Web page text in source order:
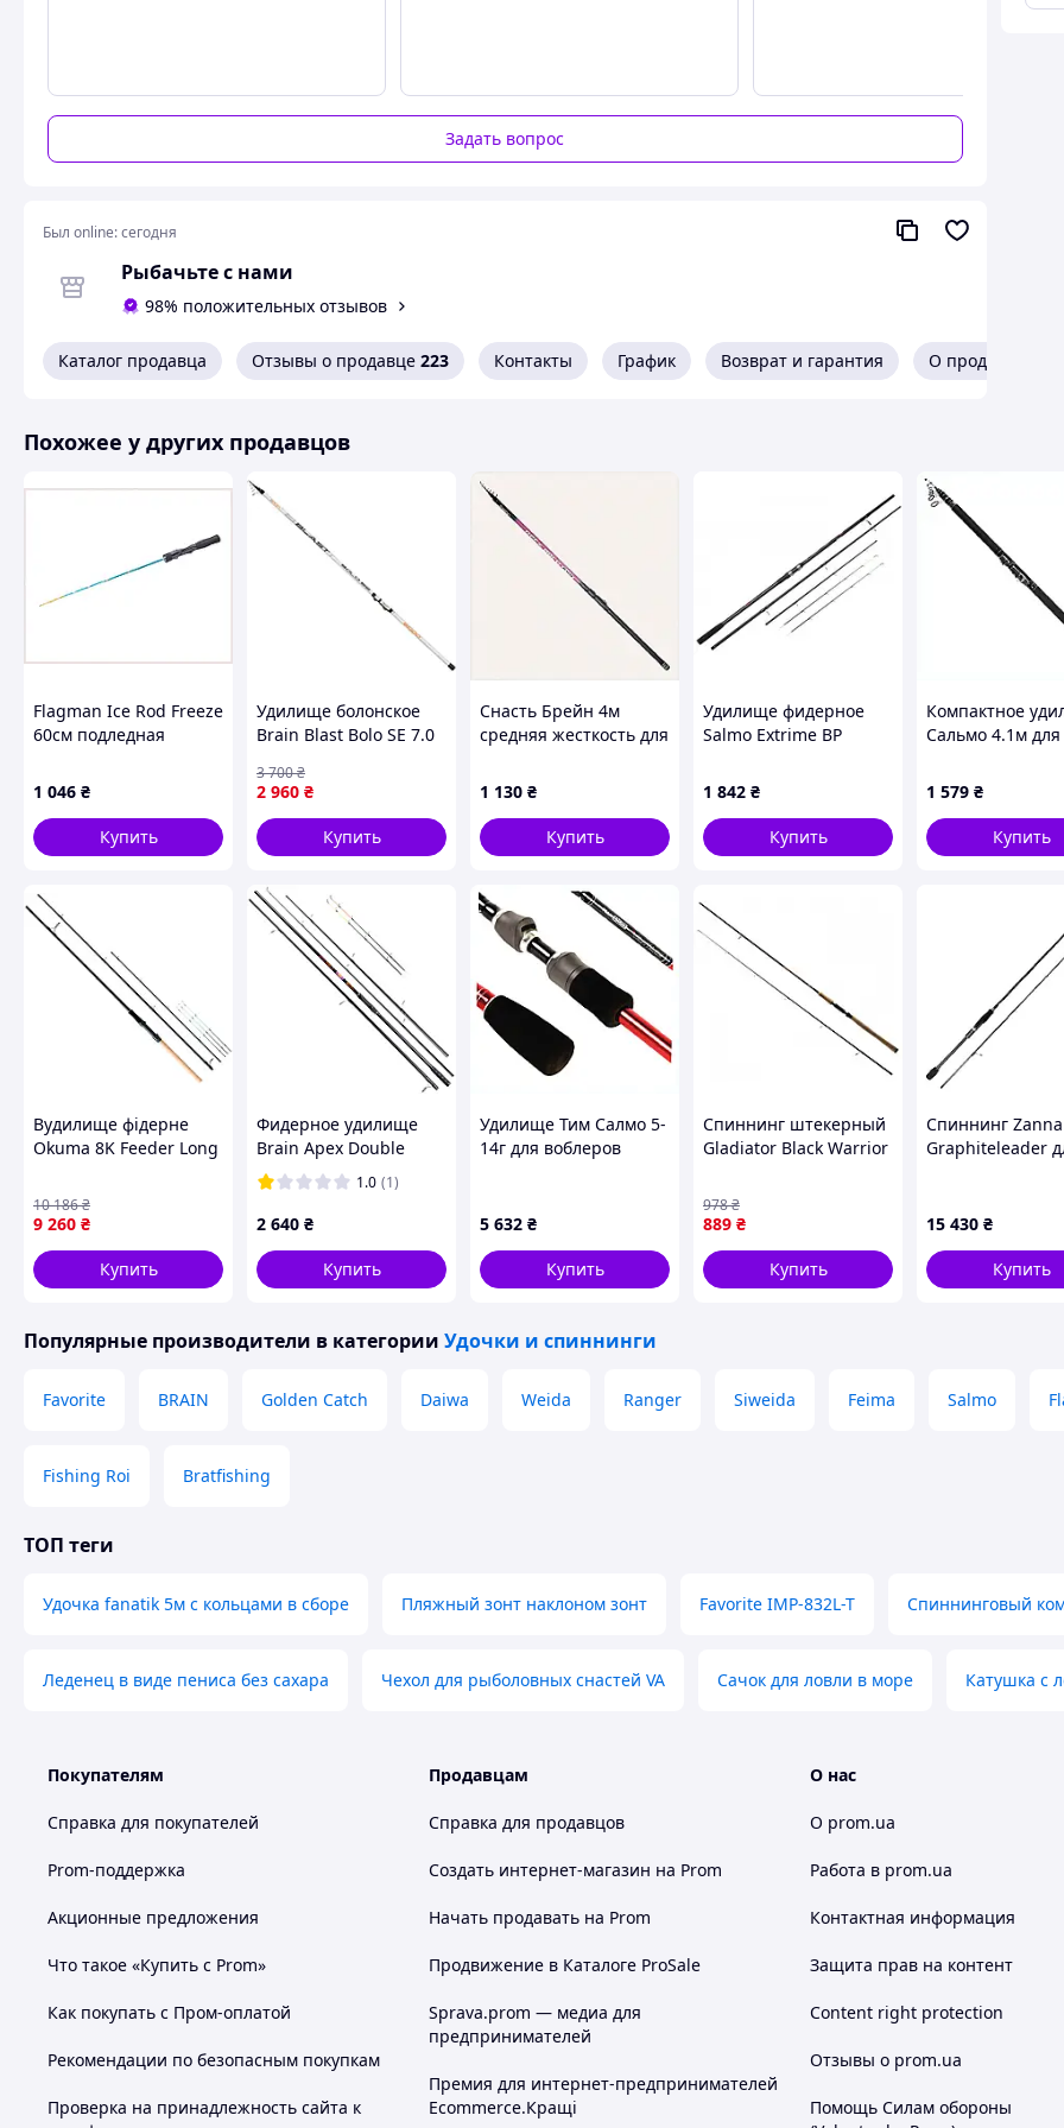
Модель: JAGUAR
Материал бланка: композит
Вес: 298 г
Транспортная длина: 117 см
Количество секций: 5
Похожие товары по характеристикам
Задать вопрос
Был online:сегодня
Рыбачьте с нами
98% положительных отзывов
Каталог продавца Отзывы о продавце 223 Контакты График Возврат и гарантия О продавце
Похожее у других продавцов
Flagman Ice Rod Freeze
60см подледная
6533C8X45
1 046 ₴
Купить
Удилище болонское
Brain Blast Bolo SE 7.0
455г, Телескопическое
поплавковое удилище
2 960 ₴
3 700₴
Купить
Снасть Брейн 4м
средняя жесткость для
1 130 ₴
Купить
Удилище фидерное
Salmo Extrime BP
tips) D2-2026
1 842 ₴
Купить
Компактное
Сальмо 4.1м для
648BE8096
1 579 ₴
Купить
Вудилище фідерне
Okuma 8K Feeder Long
Max150g 3sec.
9 260 ₴
10 186₴
Купить
Фидерное удилище
Brain Apex Double
3.3m 3.25lbs/max 130g
(1013-1858.40.72) D5-
2026
1.0 (1)
2 640 ₴
Купить
Удилище Тим Салмо 5-
14г для воблеров
5 632 ₴
Купить
Спиннинг штекерный
Gladiator Black Warrior
м 5190762
889 ₴
978₴
Купить
Спиннинг
Graphiteleader
15 430 ₴
Купить
Популярные производители в категории Удочки и спиннинги
Favorite BRAIN Golden Catch Daiwa Weida Ranger Siweida Feima Salmo
Fishing Roi Bratfishing
ТОП теги
Удочка fanatik 5м с кольцами в сборе Пляжный зонт наклоном зонт Favorite IMP-832L-T Спиннинговый
Леденец в виде пениса без сахара Чехол для рыболовных снастей VA Сачок для ловли в море Катушка с
Покупателям
Справка для покупателей
Prom-поддержка
Акционные предложения
Что такое «Купить с Prom»
Как покупать с Пром-оплатой
Рекомендации по безопасным покупкам
Проверка на принадлежность сайта к
Продавцам
Справка для продавцов
Создать интернет-магазин на Prom
Начать продавать на Prom
Продвижение в Каталоге ProSale
Sprava.prom — медиа для
предпринимателей
Премия для интернет-предпринимателей
Ecommerce.Кращі
О нас
О prom.ua
Работа в prom.ua
Контактная информация
Защита прав на контент
Content right protection
Отзывы о prom.ua
Помощь Силам обороны